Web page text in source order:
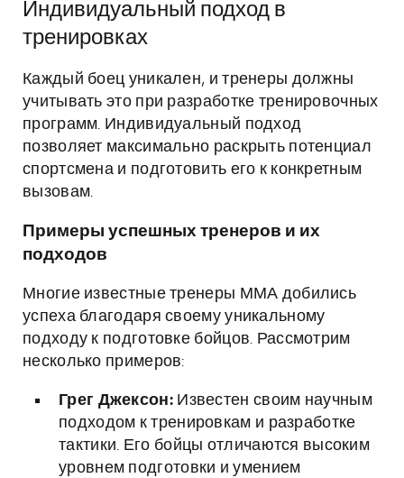
Индивидуальный подход в
тренировках
Каждый боец уникален, и тренеры должны
учитывать это при разработке тренировочных
программ. Индивидуальный подход
позволяет максимально раскрыть потенциал
спортсмена и подготовить его к конкретным
вызовам.
Примеры успешных тренеров и их
подходов
Многие известные тренеры ММА добились
успеха благодаря своему уникальному
подходу к подготовке бойцов. Рассмотрим
несколько примеров:
Грег Джексон:Известен своим научным
подходом к тренировкам и разработке
тактики. Его бойцы отличаются высоким
уровнем подготовки и умением